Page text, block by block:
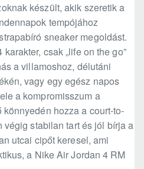
készült, akik szeretik a
tempójához
sneaker megoldást.
csak „life on the go”
a villamoshoz, délutáni
vagy egy egész napos
a kompromisszum a
hozza a court-to-
végig stabilan tart és jól bírja a
utcai cipőt keresel, ami
a Nike Air Jordan 4 RM